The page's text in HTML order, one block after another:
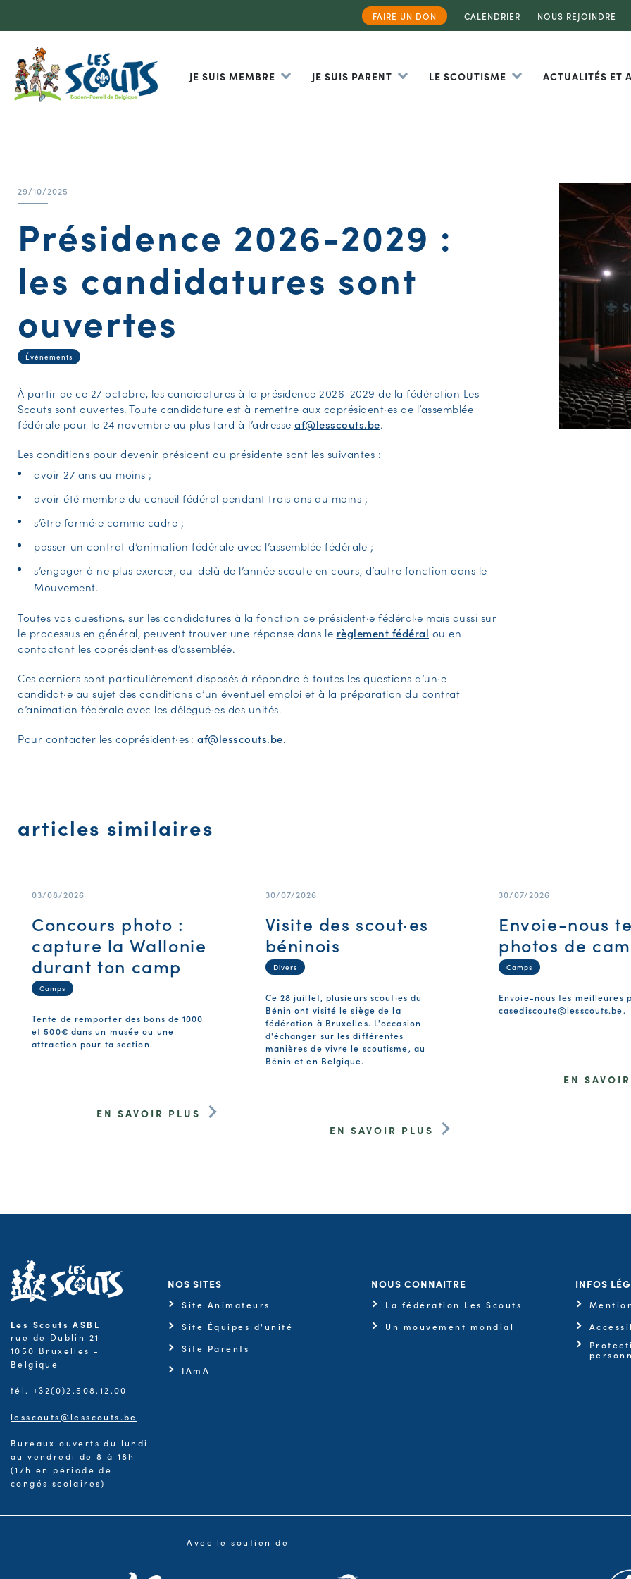
FAIRE UN DON CALENDRIER NOUS REJOINDRE
JE SUIS MEMBRE JE SUIS PARENT LE SCOUTISME ACTUALITÉS ET
29/10/2025
Présidence 2026-2029 :
les candidatures sont
ouvertes
Évènements
À partir de ce 27 octobre, les candidatures à la présidence 2026-2029 de la fédération Les
Scouts sont ouvertes. Toute candidature est à remettre aux coprésident·es de l’assemblée
fédérale pour le 24 novembre au plus tard à l’adresse af@lesscouts.be.
Les conditions pour devenir président ou présidente sont les suivantes :
avoir 27 ans au moins ;
avoir été membre du conseil fédéral pendant trois ans au moins ;
s’être formé·e comme cadre ;
passer un contrat d’animation fédérale avec l’assemblée fédérale ;
s’engager à ne plus exercer, au-delà de l’année scoute en cours, d’autre fonction dans le
Mouvement.
Toutes vos questions, sur les candidatures à la fonction de président·e fédéral·e mais aussi sur
le processus en général, peuvent trouver une réponse dans le règlement fédéral ou en
contactant les coprésident·es d’assemblée.
Ces derniers sont particulièrement disposés à répondre à toutes les questions d’un·e
candidat·e au sujet des conditions d’un éventuel emploi et à la préparation du contrat
d’animation fédérale avec les délégué·es des unités.
Pour contacter les coprésident·es : af@lesscouts.be.
articles similaires
03/08/2026
Concours photo :
capture la Wallonie
durant ton camp
Camps
Tente de remporter des bons de 1000
et 500€ dans un musée ou une
attraction pour ta section.
EN SAVOIR PLUS
30/07/2026
Visite des scout·es
béninois
Divers
Ce 28 juillet, plusieurs scout·es du
Bénin ont visité le siège de la
fédération à Bruxelles. L'occasion
d'échanger sur les différentes
manières de vivre le scoutisme, au
Bénin et en Belgique.
EN SAVOIR PLUS
30/07/2026
Envoie-nous
photos de
Camps
Envoie-nous tes meilleures
casediscoute@lesscouts.be.
EN
Les Scouts ASBL
rue de Dublin 21
1050 Bruxelles -
Belgique
tél. +32(0)2.508.12.00
lesscouts@lesscouts.be
Bureaux ouverts du lundi
au vendredi de 8 à 18h
(17h en période de
congés scolaires)
NOS SITES
Site Animateurs
Site Équipes d'unité
Site Parents
IAmA
NOUS CONNAITRE
La fédération Les Scouts
Un mouvement mondial
INFOS
Avec le soutien de